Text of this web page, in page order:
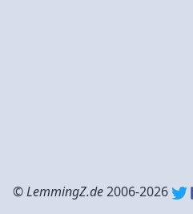
©LemmingZ.de2006-2026